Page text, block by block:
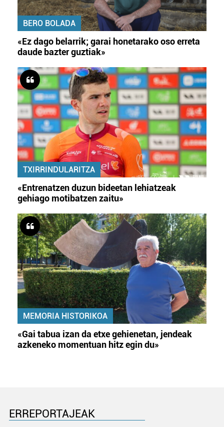
BERO BOLADA
«Ez dago belarrik; garai honetarako oso erreta
daude bazter guztiak»
TXIRRINDULARITZA
«Entrenatzen duzun bideetan lehiatzeak
gehiago motibatzen zaitu»
MEMORIA HISTORIKOA
«Gai tabua izan da etxe gehienetan, jendeak
azkeneko momentuan hitz egin du»
ERREPORTAJEAK